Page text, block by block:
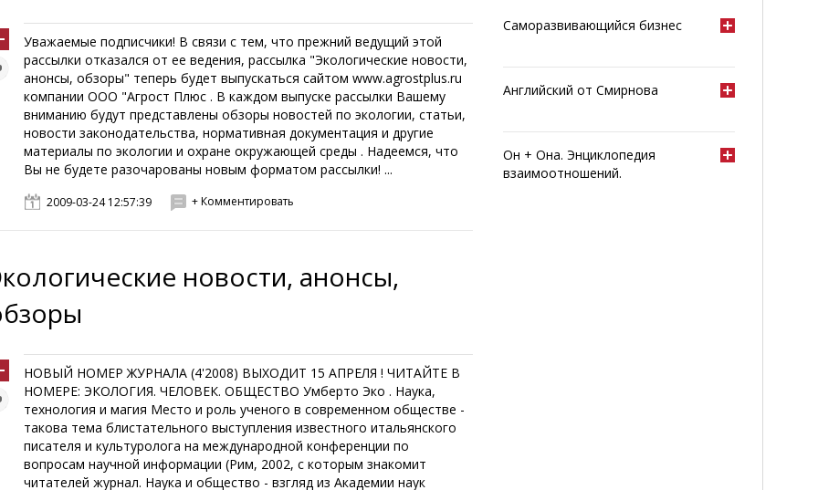
Уважаемые подписчики! В связи с тем, что прежний ведущий этой
рассылки отказался от ее ведения, рассылка "Экологические новости,
анонсы, обзоры" теперь будет выпускаться сайтом www.agrostplus.ru
компании ООО "Агрост Плюс . В каждом выпуске рассылки Вашему
вниманию будут представлены обзоры новостей по экологии, статьи,
новости законодательства, нормативная документация и другие
материалы по экологии и охране окружающей среды . Надеемся, что
Вы не будете разочарованы новым форматом рассылки! ...
2009-03-24 12:57:39 + Комментировать
новости, анонсы,
НОВЫЙ НОМЕР ЖУРНАЛА (4'2008) ВЫХОДИТ 15 АПРЕЛЯ ! ЧИТАЙТЕ В
НОМЕРЕ: ЭКОЛОГИЯ. ЧЕЛОВЕК. ОБЩЕСТВО Умберто Эко . Наука,
технология и магия Место и роль ученого в современном обществе -
такова тема блистательного выступления известного итальянского
писателя и культуролога на международной конференции по
вопросам научной информации (Рим, 2002, с которым знакомит
читателей журнал. Наука и общество - взгляд из Академии наук
Саморазвивающийся бизнес
Английский от Смирнова
Он + Она. Энциклопедия
взаимоотношений.